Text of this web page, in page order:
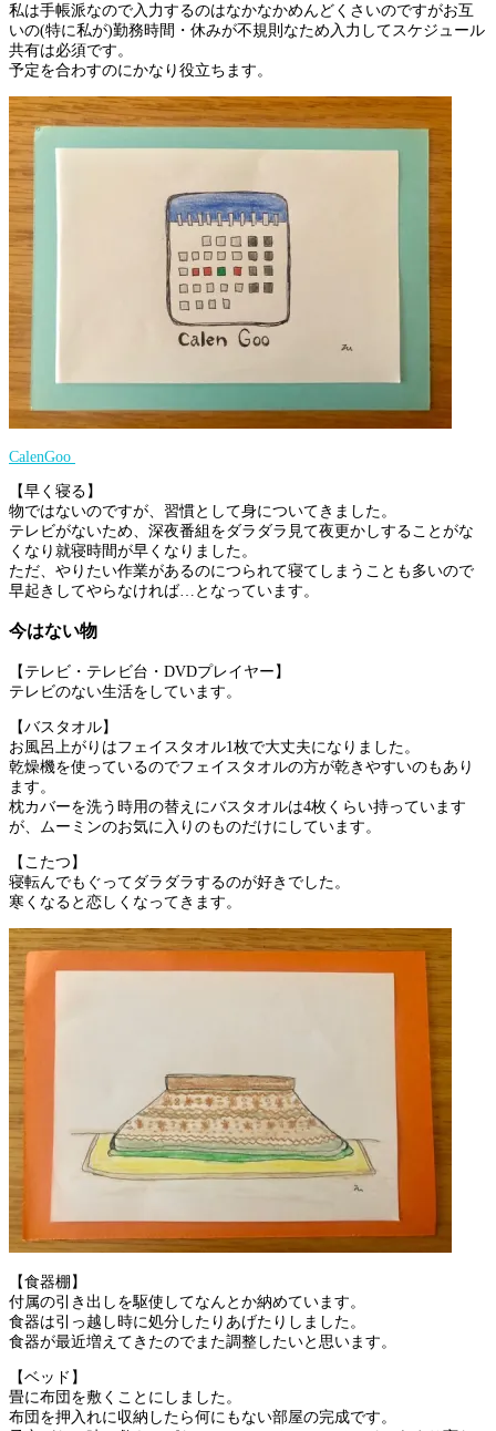
私は手帳派なので入力するのはなかなかめんどくさいのですがお互
いの(特に私が)勤務時間・休みが不規則なため入力してスケジュール
共有は必須です。
予定を合わすのにかなり役立ちます。
CalenGoo
【早く寝る】
物ではないのですが、習慣として身についてきました。
テレビがないため、深夜番組をダラダラ見て夜更かしすることがな
くなり就寝時間が早くなりました。
ただ、やりたい作業があるのにつられて寝てしまうことも多いので
早起きしてやらなければ…となっています。
今はない物
【テレビ・テレビ台・DVDプレイヤー】
テレビのない生活をしています。
【バスタオル】
お風呂上がりはフェイスタオル1枚で大丈夫になりました。
乾燥機を使っているのでフェイスタオルの方が乾きやすいのもあり
ます。
枕カバーを洗う時用の替えにバスタオルは4枚くらい持っています
が、ムーミンのお気に入りのものだけにしています。
【こたつ】
寝転んでもぐってダラダラするのが好きでした。
寒くなると恋しくなってきます。
【食器棚】
付属の引き出しを駆使してなんとか納めています。
食器は引っ越し時に処分したりあげたりしました。
食器が最近増えてきたのでまた調整したいと思います。
【ベッド】
畳に布団を敷くことにしました。
布団を押入れに収納したら何にもない部屋の完成です。